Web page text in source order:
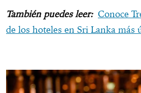
También puedes leer: Conoce
de los hoteles en Sri Lanka más